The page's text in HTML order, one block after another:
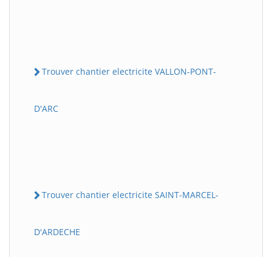
Trouver chantier electricite VALLON-PONT-
D'ARC
Trouver chantier electricite SAINT-MARCEL-
D'ARDECHE